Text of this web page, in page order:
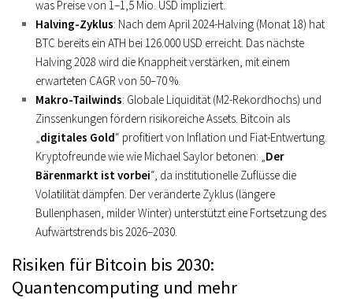
was Preise von 1–1,5 Mio. USD impliziert.
Halving-Zyklus: Nach dem April 2024-Halving (Monat 18) hat
BTC bereits ein ATH bei 126.000 USD erreicht. Das nächste
Halving 2028 wird die Knappheit verstärken, mit einem
erwarteten CAGR von 50–70 %.
Makro-Tailwinds: Globale Liquidität (M2-Rekordhochs) und
Zinssenkungen fördern risikoreiche Assets. Bitcoin als
„digitales Gold“ profitiert von Inflation und Fiat-Entwertung.
Kryptofreunde wie wie Michael Saylor betonen: „Der
Bärenmarkt ist vorbei“, da institutionelle Zuflüsse die
Volatilität dämpfen. Der veränderte Zyklus (längere
Bullenphasen, milder Winter) unterstützt eine Fortsetzung des
Aufwärtstrends bis 2026–2030.
Risiken für Bitcoin bis 2030:
Quantencomputing und mehr